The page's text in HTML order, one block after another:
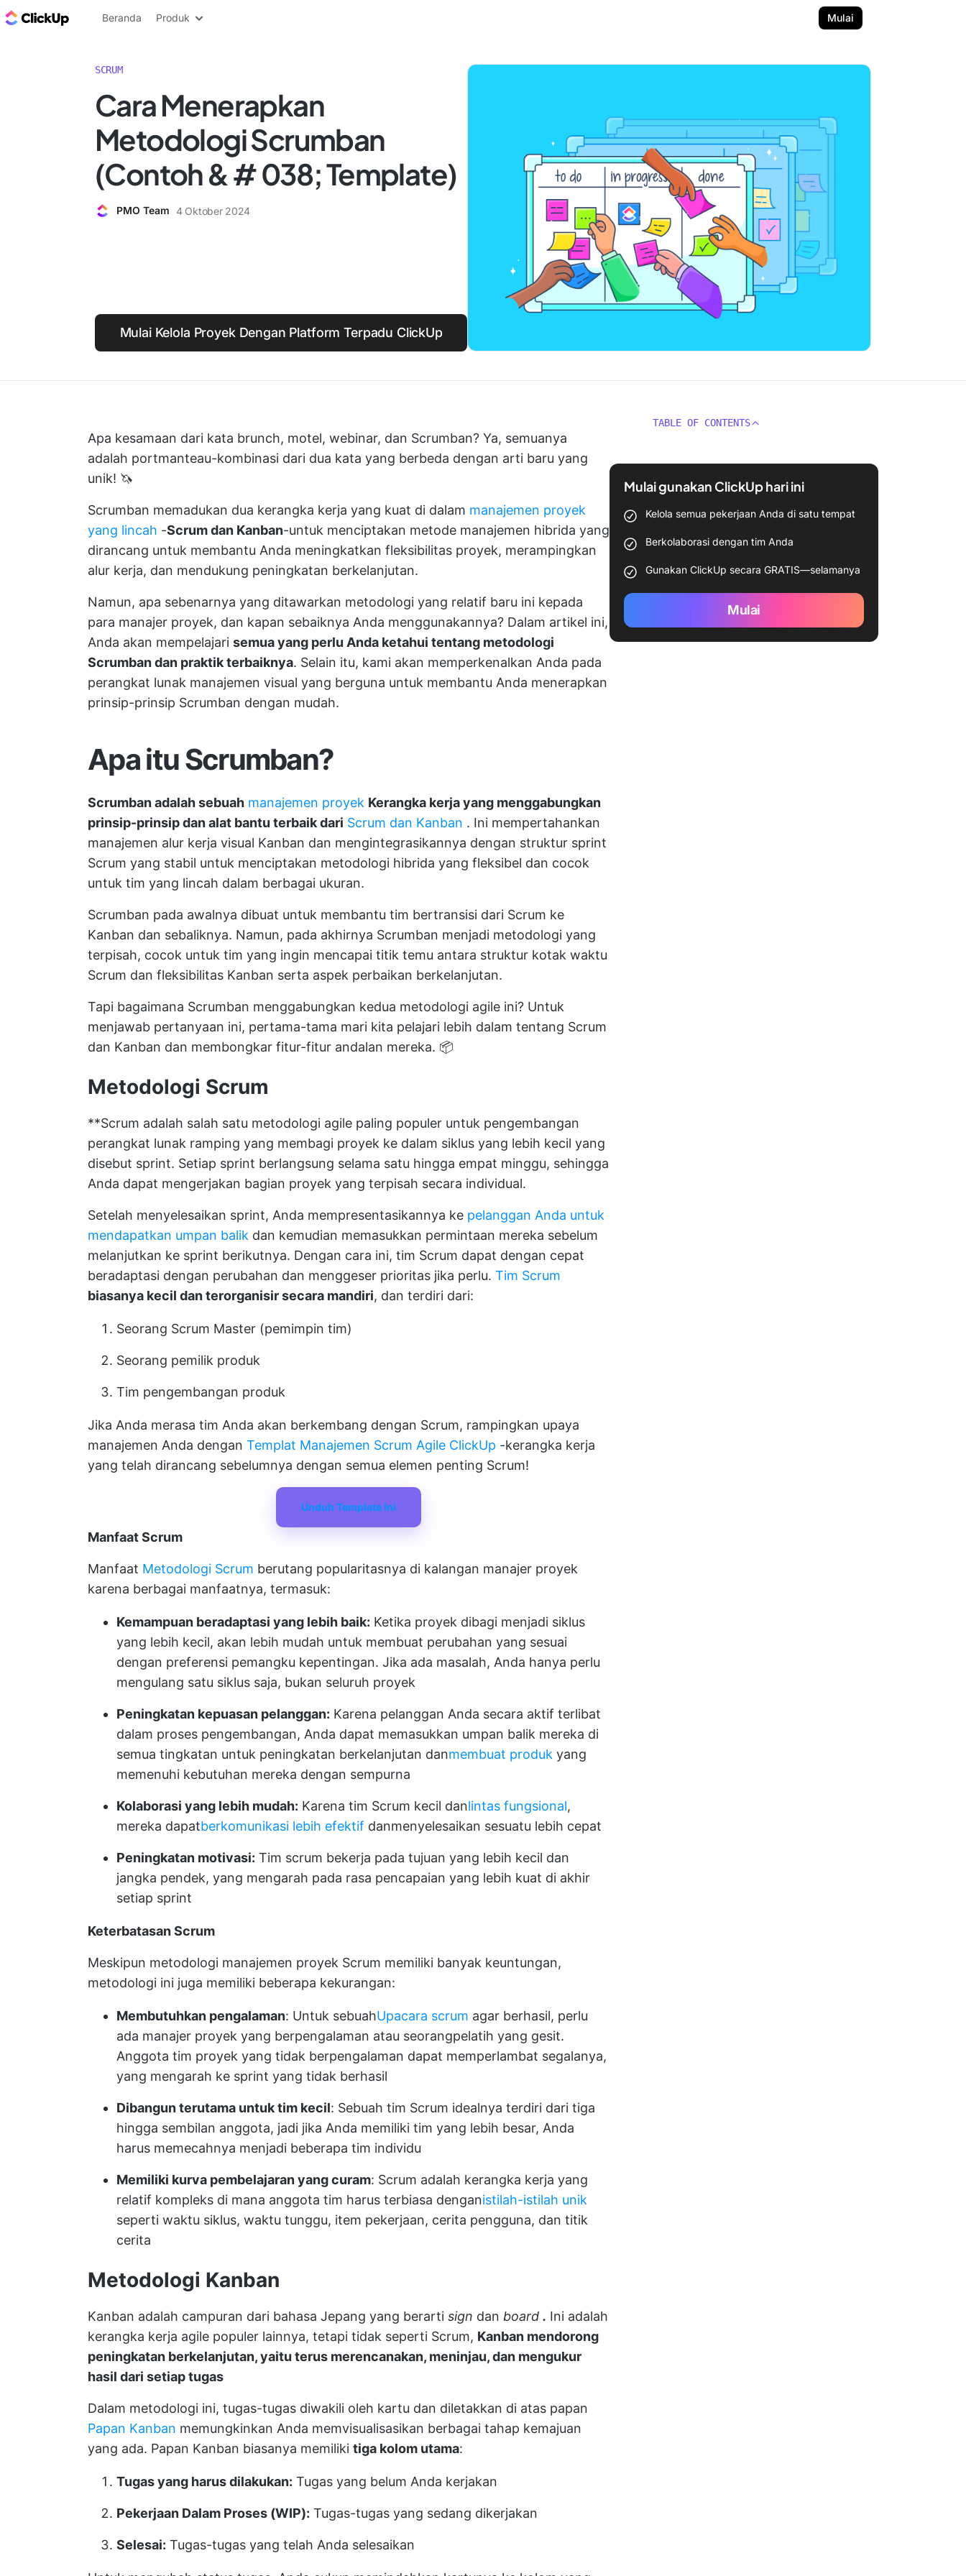
Blog ClickUp
Beranda Produk Mulai
SCRUM
Cara Menerapkan
Metodologi Scrumban
(Contoh & # 038; Template)
PMO Team 4 Oktober 2024
Mulai Kelola Proyek Dengan Platform Terpadu ClickUp
Apa kesamaan dari kata brunch, motel, webinar, dan Scrumban? Ya, semuanya
adalah portmanteau-kombinasi dari dua kata yang berbeda dengan arti baru yang
unik! 🦄
Scrumban memadukan dua kerangka kerja yang kuat di dalam manajemen proyek
yang lincah -Scrum dan Kanban-untuk menciptakan metode manajemen hibrida yang
dirancang untuk membantu Anda meningkatkan fleksibilitas proyek, merampingkan
alur kerja, dan mendukung peningkatan berkelanjutan.
Namun, apa sebenarnya yang ditawarkan metodologi yang relatif baru ini kepada
para manajer proyek, dan kapan sebaiknya Anda menggunakannya? Dalam artikel ini,
Anda akan mempelajari semua yang perlu Anda ketahui tentang metodologi
Scrumban dan praktik terbaiknya. Selain itu, kami akan memperkenalkan Anda pada
perangkat lunak manajemen visual yang berguna untuk membantu Anda menerapkan
prinsip-prinsip Scrumban dengan mudah.
Apa itu Scrumban?
Scrumban adalah sebuah manajemen proyek Kerangka kerja yang menggabungkan
prinsip-prinsip dan alat bantu terbaik dari Scrum dan Kanban . Ini mempertahankan
manajemen alur kerja visual Kanban dan mengintegrasikannya dengan struktur sprint
Scrum yang stabil untuk menciptakan metodologi hibrida yang fleksibel dan cocok
untuk tim yang lincah dalam berbagai ukuran.
Scrumban pada awalnya dibuat untuk membantu tim bertransisi dari Scrum ke
Kanban dan sebaliknya. Namun, pada akhirnya Scrumban menjadi metodologi yang
terpisah, cocok untuk tim yang ingin mencapai titik temu antara struktur kotak waktu
Scrum dan fleksibilitas Kanban serta aspek perbaikan berkelanjutan.
Tapi bagaimana Scrumban menggabungkan kedua metodologi agile ini? Untuk
menjawab pertanyaan ini, pertama-tama mari kita pelajari lebih dalam tentang Scrum
dan Kanban dan membongkar fitur-fitur andalan mereka. 📦
Metodologi Scrum
**Scrum adalah salah satu metodologi agile paling populer untuk pengembangan
perangkat lunak ramping yang membagi proyek ke dalam siklus yang lebih kecil yang
disebut sprint. Setiap sprint berlangsung selama satu hingga empat minggu, sehingga
Anda dapat mengerjakan bagian proyek yang terpisah secara individual.
Setelah menyelesaikan sprint, Anda mempresentasikannya ke pelanggan Anda untuk
mendapatkan umpan balik dan kemudian memasukkan permintaan mereka sebelum
melanjutkan ke sprint berikutnya. Dengan cara ini, tim Scrum dapat dengan cepat
beradaptasi dengan perubahan dan menggeser prioritas jika perlu. Tim Scrum
biasanya kecil dan terorganisir secara mandiri, dan terdiri dari:
Seorang Scrum Master (pemimpin tim)
Seorang pemilik produk
Tim pengembangan produk
Jika Anda merasa tim Anda akan berkembang dengan Scrum, rampingkan upaya
manajemen Anda dengan Templat Manajemen Scrum Agile ClickUp -kerangka kerja
yang telah dirancang sebelumnya dengan semua elemen penting Scrum!
Unduh Template Ini
Manfaat Scrum
Manfaat Metodologi Scrum berutang popularitasnya di kalangan manajer proyek
karena berbagai manfaatnya, termasuk:
Kemampuan beradaptasi yang lebih baik: Ketika proyek dibagi menjadi siklus
yang lebih kecil, akan lebih mudah untuk membuat perubahan yang sesuai
dengan preferensi pemangku kepentingan. Jika ada masalah, Anda hanya perlu
mengulang satu siklus saja, bukan seluruh proyek
Peningkatan kepuasan pelanggan: Karena pelanggan Anda secara aktif terlibat
dalam proses pengembangan, Anda dapat memasukkan umpan balik mereka di
semua tingkatan untuk peningkatan berkelanjutan danmembuat produk yang
memenuhi kebutuhan mereka dengan sempurna
Kolaborasi yang lebih mudah: Karena tim Scrum kecil danlintas fungsional,
mereka dapatberkomunikasi lebih efektif danmenyelesaikan sesuatu lebih cepat
Peningkatan motivasi: Tim scrum bekerja pada tujuan yang lebih kecil dan
jangka pendek, yang mengarah pada rasa pencapaian yang lebih kuat di akhir
setiap sprint
Keterbatasan Scrum
Meskipun metodologi manajemen proyek Scrum memiliki banyak keuntungan,
metodologi ini juga memiliki beberapa kekurangan:
Membutuhkan pengalaman: Untuk sebuahUpacara scrum agar berhasil, perlu
ada manajer proyek yang berpengalaman atau seorangpelatih yang gesit.
Anggota tim proyek yang tidak berpengalaman dapat memperlambat segalanya,
yang mengarah ke sprint yang tidak berhasil
Dibangun terutama untuk tim kecil: Sebuah tim Scrum idealnya terdiri dari tiga
hingga sembilan anggota, jadi jika Anda memiliki tim yang lebih besar, Anda
harus memecahnya menjadi beberapa tim individu
Memiliki kurva pembelajaran yang curam: Scrum adalah kerangka kerja yang
relatif kompleks di mana anggota tim harus terbiasa denganistilah-istilah unik
seperti waktu siklus, waktu tunggu, item pekerjaan, cerita pengguna, dan titik
cerita
Metodologi Kanban
Kanban adalah campuran dari bahasa Jepang yang berarti sign dan board . Ini adalah
kerangka kerja agile populer lainnya, tetapi tidak seperti Scrum, Kanban mendorong
peningkatan berkelanjutan, yaitu terus merencanakan, meninjau, dan mengukur
hasil dari setiap tugas
Dalam metodologi ini, tugas-tugas diwakili oleh kartu dan diletakkan di atas papan
Papan Kanban memungkinkan Anda memvisualisasikan berbagai tahap kemajuan
yang ada. Papan Kanban biasanya memiliki tiga kolom utama:
Tugas yang harus dilakukan: Tugas yang belum Anda kerjakan
Pekerjaan Dalam Proses (WIP): Tugas-tugas yang sedang dikerjakan
Selesai: Tugas-tugas yang telah Anda selesaikan
TABLE OF CONTENTS
Mulai gunakan ClickUp hari ini
Kelola semua pekerjaan Anda di satu tempat
Berkolaborasi dengan tim Anda
Gunakan ClickUp secara GRATIS—selamanya
Mulai